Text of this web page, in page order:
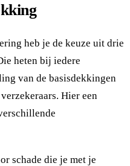
heb je de keuze uit drie
heten bij iedere
van de basisdekkingen
Hier een
schade die je met je